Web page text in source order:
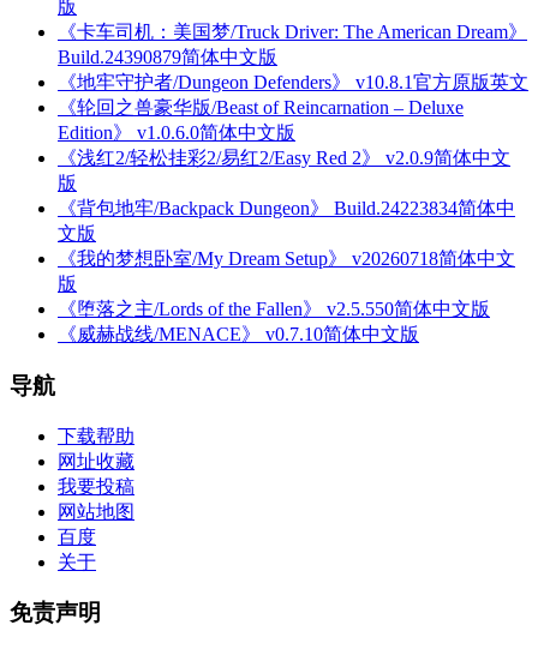
版
《卡车司机：美国梦/Truck Driver: The American Dream》
Build.24390879简体中文版
《地牢守护者/Dungeon Defenders》 v10.8.1官方原版英文
《轮回之兽豪华版/Beast of Reincarnation – Deluxe
Edition》 v1.0.6.0简体中文版
《浅红2/轻松挂彩2/易红2/Easy Red 2》 v2.0.9简体中文
版
《背包地牢/Backpack Dungeon》 Build.24223834简体中
文版
《我的梦想卧室/My Dream Setup》 v20260718简体中文
版
《堕落之主/Lords of the Fallen》 v2.5.550简体中文版
《威赫战线/MENACE》 v0.7.10简体中文版
导航
下载帮助
网址收藏
我要投稿
网站地图
百度
关于
免责声明